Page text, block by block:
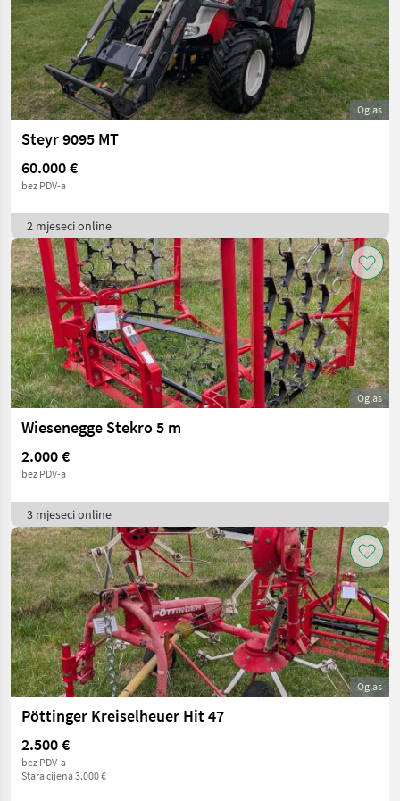
Oglas
Steyr 9095 MT
60.000 €
bez PDV-a
2 mjeseci online
Oglas
Wiesenegge Stekro 5 m
2.000 €
bez PDV-a
3 mjeseci online
Oglas
Pöttinger Kreiselheuer Hit 47
2.500 €
bez PDV-a
Stara cijena 3.000 €